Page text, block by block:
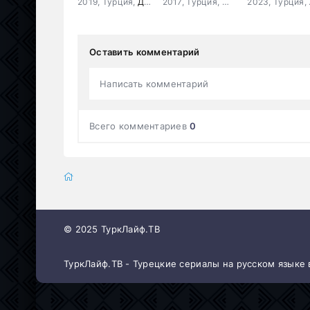
Оставить комментарий
Написать комментарий
Всего комментариев0
© 2025 ТуркЛайф.ТВ
ТуркЛайф.ТВ - Турецкие сериалы на русском языке